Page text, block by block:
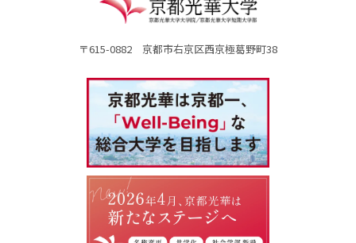
〒615-0882 京都市右京区西京極葛野町38